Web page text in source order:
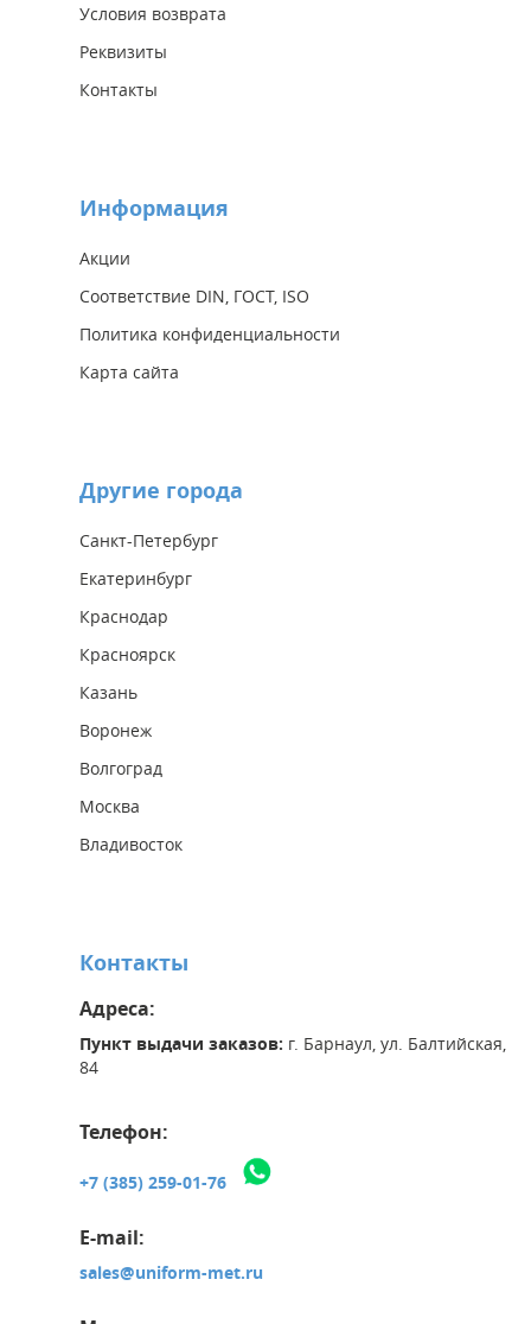
Условия возврата
Реквизиты
Контакты
Информация
Акции
Соответствие DIN, ГОСТ, ISO
Политика конфиденциальности
Карта сайта
Другие города
Санкт-Петербург
Екатеринбург
Краснодар
Красноярск
Казань
Воронеж
Волгоград
Москва
Владивосток
Контакты
Адреса:
Пункт выдачи заказов: г. Барнаул, ул. Балтийская,
84
Телефон:
+7 (385) 259-01-76
E-mail:
sales@uniform-met.ru